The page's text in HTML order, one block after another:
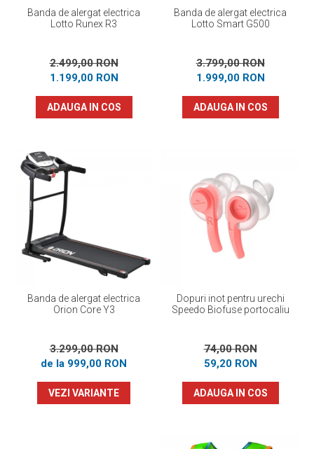
Banda de alergat electrica
Lotto Runex R3
2.499,00 RON
1.199,00 RON
ADAUGA IN COS
Banda de alergat electrica
Lotto Smart G500
3.799,00 RON
1.999,00 RON
ADAUGA IN COS
Banda de alergat electrica
Orion Core Y3
3.299,00 RON
de la 999,00 RON
VEZI VARIANTE
Dopuri inot pentru urechi
Speedo Biofuse portocaliu
74,00 RON
59,20 RON
ADAUGA IN COS